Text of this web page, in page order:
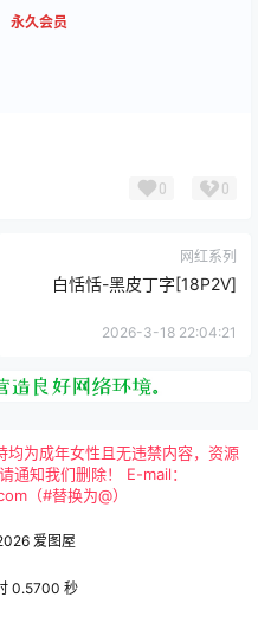
永久会员
0 0
网红系列
白恬恬-黑皮丁字[18P2V]
2026-3-18 22:04:21
为成年女性且无违禁内容，资源
通知我们删除！ E-mail：
（#替换为@）
爱图屋
0.5700 秒